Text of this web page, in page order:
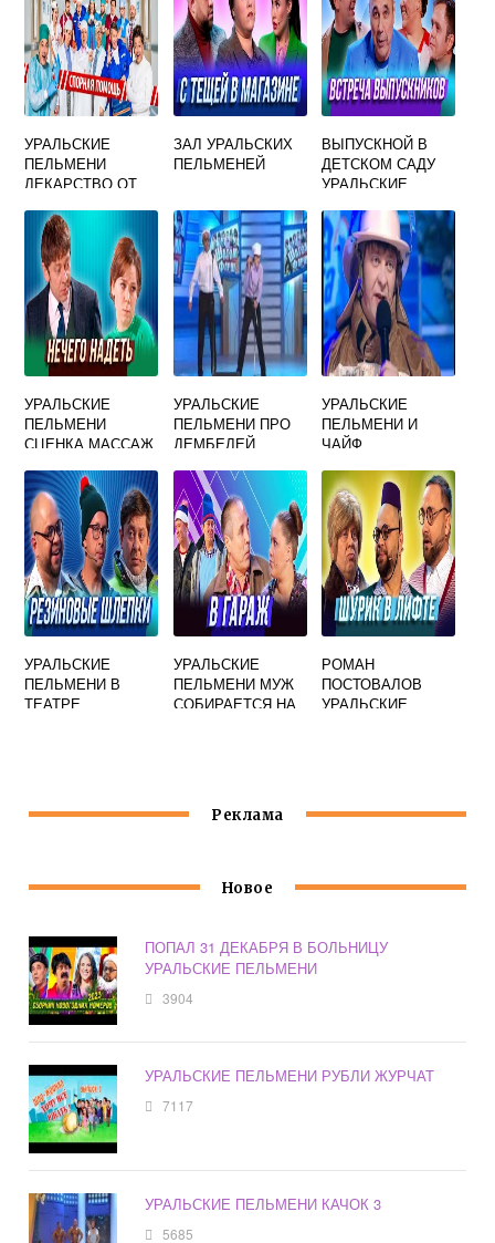
УРАЛЬСКИЕ
ПЕЛЬМЕНИ
ЛЕКАРСТВО ОТ
ВИДЕО
ЗАЛ УРАЛЬСКИХ
ПЕЛЬМЕНЕЙ
ВЫПУСКНОЙ В
ДЕТСКОМ САДУ
УРАЛЬСКИЕ
УРАЛЬСКИЕ
ПЕЛЬМЕНИ
СЦЕНКА МАССАЖ
УРАЛЬСКИЕ
ПЕЛЬМЕНИ ПРО
ДЕМБЕЛЕЙ
УРАЛЬСКИЕ
ПЕЛЬМЕНИ И
ЧАЙФ
УРАЛЬСКИЕ
ПЕЛЬМЕНИ В
ТЕАТРЕ
УРАЛЬСКИЕ
ПЕЛЬМЕНИ МУЖ
СОБИРАЕТСЯ НА
РОМАН
ПОСТОВАЛОВ
УРАЛЬСКИЕ
Реклама
Новое
ПОПАЛ 31 ДЕКАБРЯ В БОЛЬНИЦУ
УРАЛЬСКИЕ ПЕЛЬМЕНИ
3904
УРАЛЬСКИЕ ПЕЛЬМЕНИ РУБЛИ ЖУРЧАТ
7117
УРАЛЬСКИЕ ПЕЛЬМЕНИ КАЧОК 3
5685